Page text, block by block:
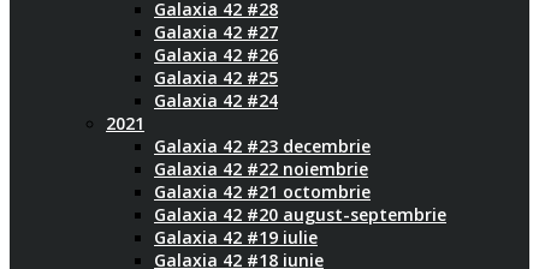
Galaxia 42 #28
Galaxia 42 #27
Galaxia 42 #26
Galaxia 42 #25
Galaxia 42 #24
2021
Galaxia 42 #23 decembrie
Galaxia 42 #22 noiembrie
Galaxia 42 #21 octombrie
Galaxia 42 #20 august-septembrie
Galaxia 42 #19 iulie
Galaxia 42 #18 iunie